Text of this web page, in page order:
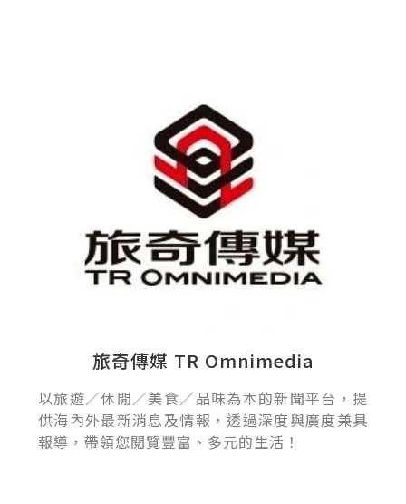
旅奇傳媒 TR Omnimedia
以旅遊／休閒／美食／品味為本的新聞平台，提
供海內外最新消息及情報，透過深度與廣度兼具
報導，帶領您閱覽豐富、多元的生活！